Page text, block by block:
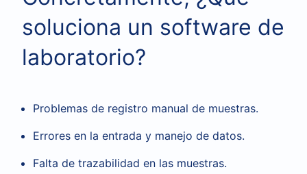
soluciona un software de
laboratorio?
Problemas de registro manual de muestras.
Errores en la entrada y manejo de datos.
Falta de trazabilidad en las muestras.